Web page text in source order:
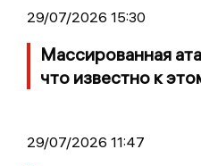
29/07/2026 15:30
Массированная
что известно к
29/07/2026 11:47